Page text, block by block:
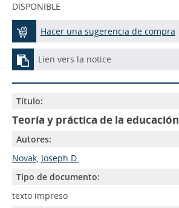
DISPONIBLE
Hacer una sugerencia de compra
Lien vers la notice
Título:
Teoría y práctica de la educación
Autores:
Novak, Joseph D.
Tipo de documento:
texto impreso